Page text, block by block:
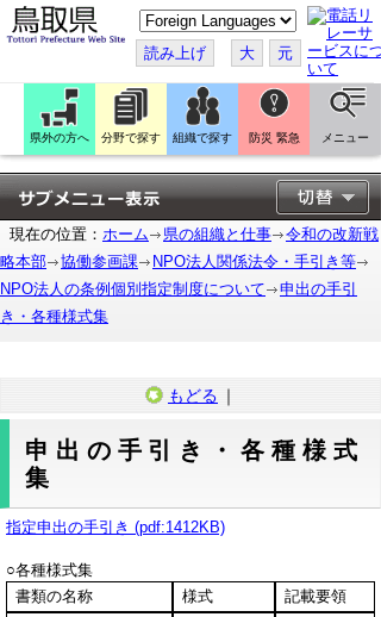
こ
の
ペ
ー
ジ
翻
訳
す
る
読み上げ 大 元
県外の方へ 分野で探す 組織で探す 防災 緊急 メニュー
現在の位置： ホーム 県の組織と仕事
令和の改新戦
略本部
協働参画課
NPO法人関係法令・手引き等
NPO法人の条例個別指定制度について
申出の手引
き・各種様式集
もどる ｜
申出の手引き・各種様式
集
指定申出の手引き (pdf:1412KB)
○各種様式集
書類の名称
様式
記載要領